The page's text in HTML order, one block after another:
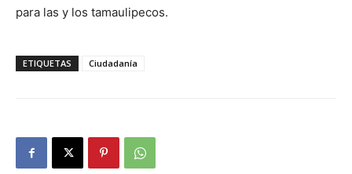
para las y los tamaulipecos.
ETIQUETAS Ciudadanía